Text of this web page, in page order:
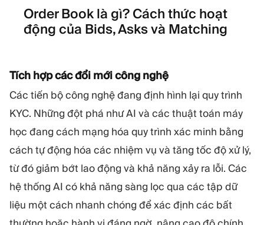
Order Book là gì? Cách thức hoạt
động của Bids, Asks và Matching
Tích hợp các đổi mới công nghệ
Các tiến bộ công nghệ đang định hình lại quy trình
KYC. Những đột phá như AI và các thuật toán máy
học đang cách mạng hóa quy trình xác minh bằng
cách tự động hóa các nhiệm vụ và tăng tốc độ xử lý,
từ đó giảm bớt lao động và khả năng xảy ra lỗi. Các
hệ thống AI có khả năng sàng lọc qua các tập dữ
liệu một cách nhanh chóng để xác định các bất